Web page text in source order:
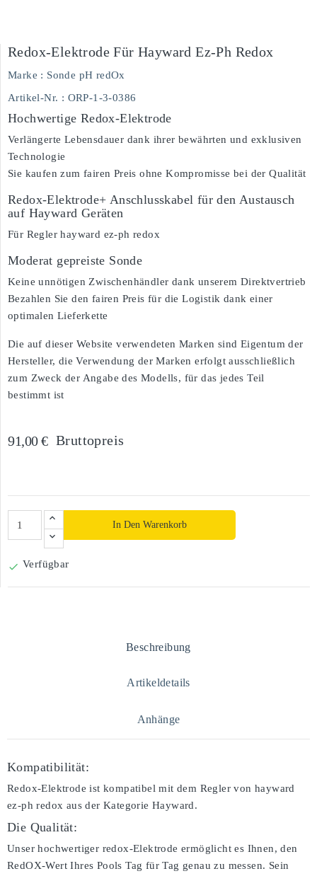
Redox-Elektrode Für Hayward Ez-Ph Redox
Marke : Sonde pH redOx
Artikel-Nr. : ORP-1-3-0386
Hochwertige Redox-Elektrode
Verlängerte Lebensdauer dank ihrer bewährten und exklusiven
Technologie
Sie kaufen zum fairen Preis ohne Kompromisse bei der Qualität
Redox-Elektrode+ Anschlusskabel für den Austausch
auf Hayward Geräten
Für Regler hayward ez-ph redox
Moderat gepreiste Sonde
Keine unnötigen Zwischenhändler dank unserem Direktvertrieb
Bezahlen Sie den fairen Preis für die Logistik dank einer
optimalen Lieferkette
Die auf dieser Website verwendeten Marken sind Eigentum der
Hersteller, die Verwendung der Marken erfolgt ausschließlich
zum Zweck der Angabe des Modells, für das jedes Teil
bestimmt ist
91,00 € Bruttopreis
In Den Warenkorb
 Verfügbar
Beschreibung
Artikeldetails
Anhänge
Kompatibilität:
Redox-Elektrode ist kompatibel mit dem Regler von hayward
ez-ph redox aus der Kategorie Hayward.
Die Qualität:
Unser hochwertiger redox-Elektrode ermöglicht es Ihnen, den
RedOX-Wert Ihres Pools Tag für Tag genau zu messen. Sein